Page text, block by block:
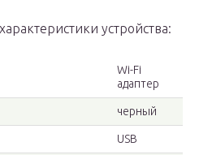
устройства:
Wi-Fi
адаптер
черный
USB